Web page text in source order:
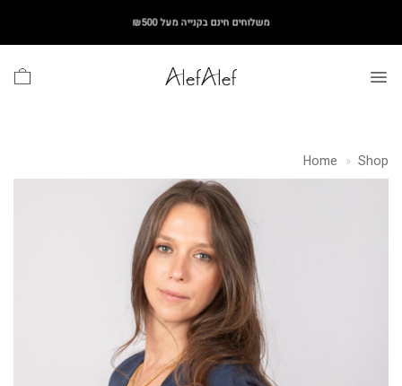
content
משלוחים חינם בקנייה מעל ₪500
Home » Shop